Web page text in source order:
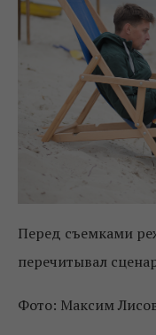
Перед съемками
перечитывал
Фото: Максим